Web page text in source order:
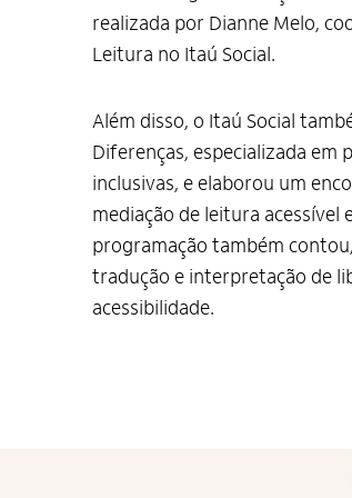
realizada por Dianne Melo,
Leitura no Itaú Social.
Além disso, o Itaú Social
Diferenças, especializada em
inclusivas, e elaborou um
mediação de leitura acessível
programação também
tradução e interpretação de
acessibilidade.